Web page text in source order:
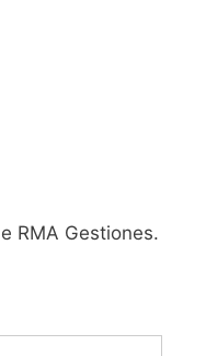
RMA Gestiones.